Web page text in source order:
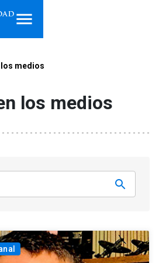
medios
los medios